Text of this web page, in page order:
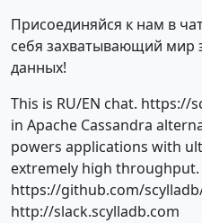
Присоединяйся к нам в
себя захватывающий
данных!
This is RU/EN chat. https://
in Apache Cassandra
powers applications with
extremely high throughput.
https://github.com/
http://slack.scylladb.com